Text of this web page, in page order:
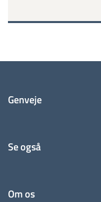
Genveje
Se også
Om os